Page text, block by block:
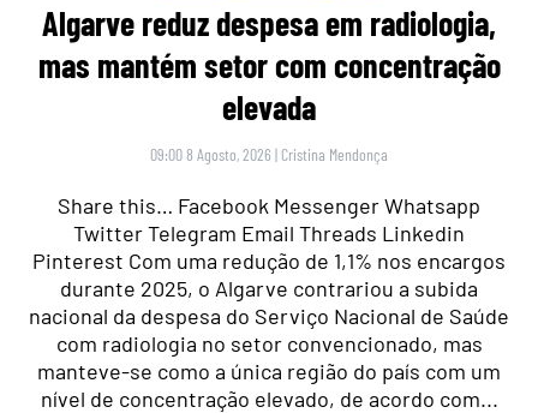
Algarve reduz despesa em radiologia,
mas mantém setor com concentração
elevada
09:00 8 Agosto, 2026 | Cristina Mendonça
Share this… Facebook Messenger Whatsapp
Twitter Telegram Email Threads Linkedin
Pinterest Com uma redução de 1,1% nos encargos
durante 2025, o Algarve contrariou a subida
nacional da despesa do Serviço Nacional de Saúde
com radiologia no setor convencionado, mas
manteve-se como a única região do país com um
nível de concentração elevado, de acordo com...